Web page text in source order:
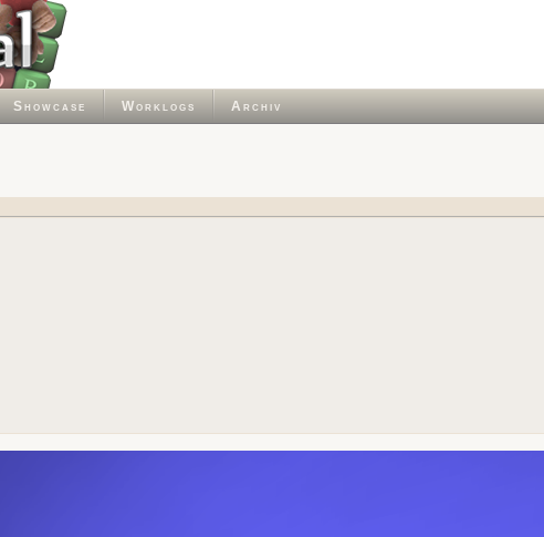
Showcase Worklogs Archiv